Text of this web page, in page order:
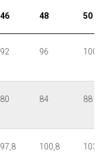
46 48 50
92 96 100
80 84 88
97,8 100,8 103,8